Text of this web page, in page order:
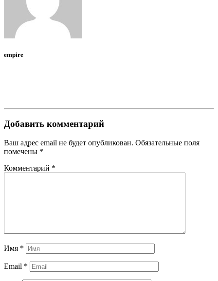
empire
Добавить комментарий
Ваш адрес email не будет опубликован. Обязательные поля
помечены *
Комментарий *
Имя *
Email *